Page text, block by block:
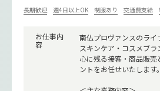
長期歓迎 週4日以上OK 制服あり 交通費支給
お仕事内
容
南仏プロヴァンスのライ
スキンケア・コスメブラ
心に残る接客・商品販売
ントをお任せいたします。